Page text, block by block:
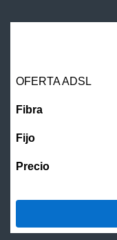
OFERTA ADSL